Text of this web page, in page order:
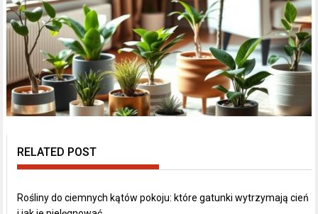
RELATED POST
Rośliny do ciemnych kątów pokoju: które gatunki wytrzymają cień